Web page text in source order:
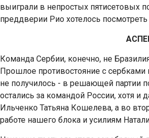
выиграли в непростых пятисетовых
преддверии Рио хотелось
Команда Сербии, конечно, не
Прошлое противостояние с
не получилось - в решающей партии
остались за командой России, хотя
Ильченко Татьяна Кошелева, а во
работе нашего блока и усилиям